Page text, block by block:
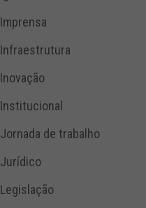
Imprensa
Infraestrutura
Inovação
Institucional
Jornada de trabalho
Jurídico
Legislação